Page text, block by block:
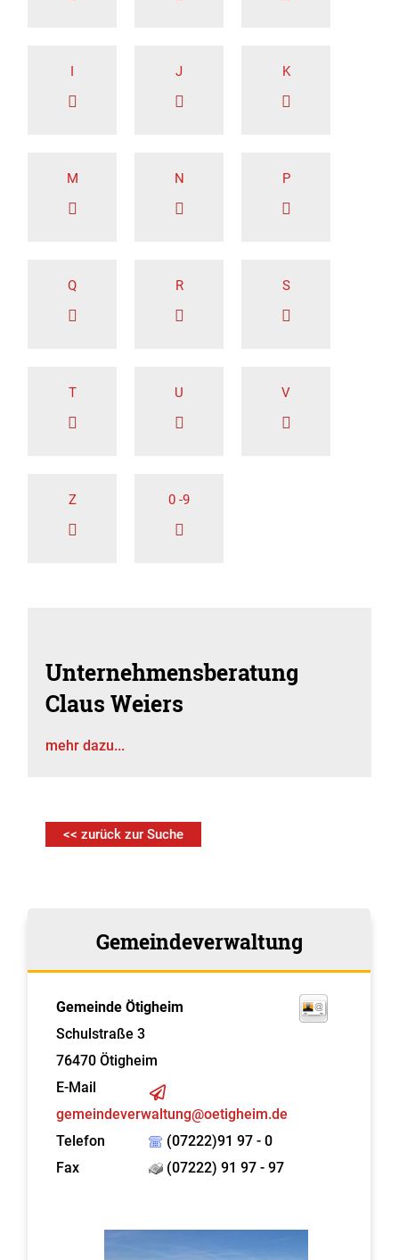
I J K
M N P
Q R S
T U V
Z 0 -9
Unternehmensberatung
Claus Weiers
mehr dazu...
<< zurück zur Suche
Gemeindeverwaltung
Gemeinde Ötigheim
Schulstraße 3
76470 Ötigheim
E-Mail
gemeindeverwaltung@oetigheim.de
Telefon
(07222)91 97 - 0
Fax
(07222) 91 97 - 97